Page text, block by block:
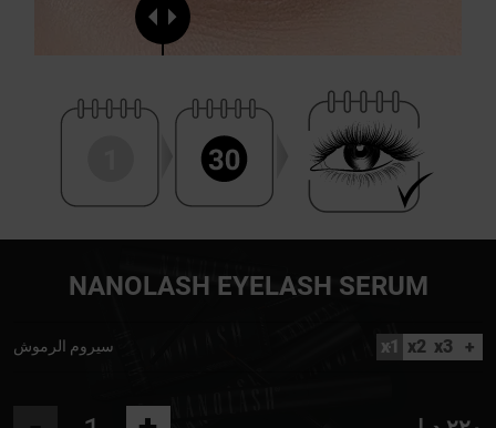
NANOLASH EYELASH SERUM
سيروم الرموش x1 x2 x3 +